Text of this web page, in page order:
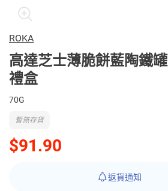
ROKA
高達芝士薄脆餅藍陶鐵罐
禮盒
70G
$91.90
暫無存貨
返貨通知